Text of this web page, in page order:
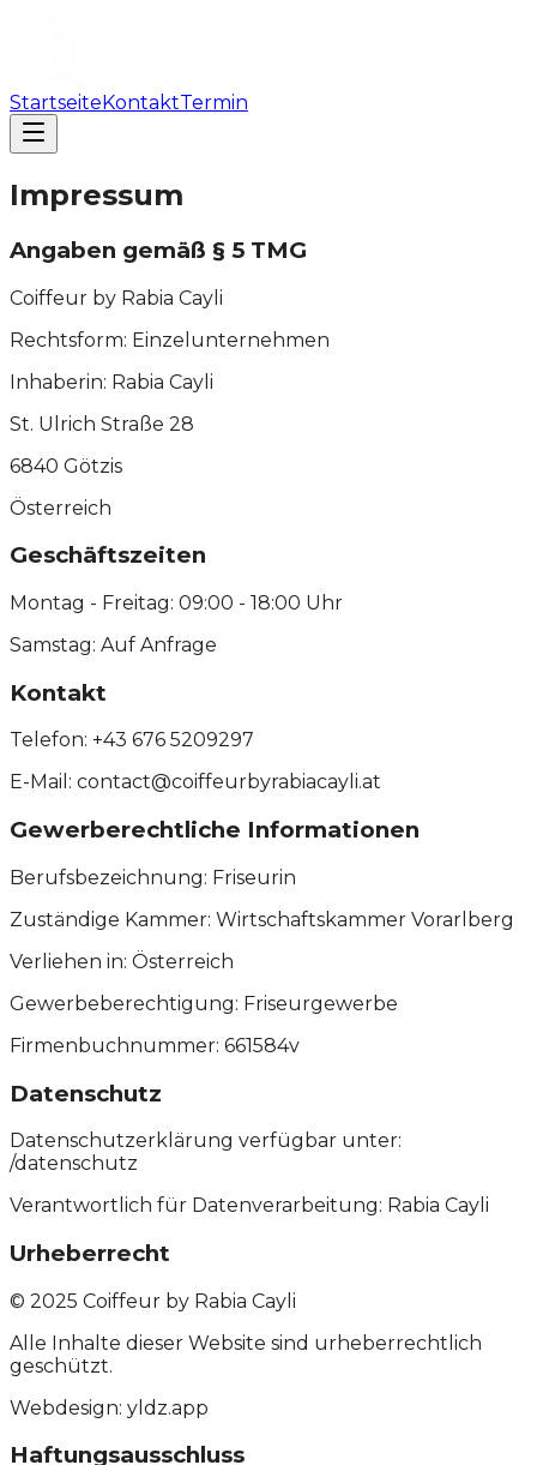
StartseiteKontaktTermin
Impressum
Angaben gemäß § 5 TMG
Coiffeur by Rabia Cayli
Rechtsform: Einzelunternehmen
Inhaberin: Rabia Cayli
St. Ulrich Straße 28
6840 Götzis
Österreich
Geschäftszeiten
Montag - Freitag: 09:00 - 18:00 Uhr
Samstag: Auf Anfrage
Kontakt
Telefon: +43 676 5209297
E-Mail: contact@coiffeurbyrabiacayli.at
Gewerberechtliche Informationen
Berufsbezeichnung: Friseurin
Zuständige Kammer: Wirtschaftskammer Vorarlberg
Verliehen in: Österreich
Gewerbeberechtigung: Friseurgewerbe
Firmenbuchnummer: 661584v
Datenschutz
Datenschutzerklärung verfügbar unter:
/datenschutz
Verantwortlich für Datenverarbeitung: Rabia Cayli
Urheberrecht
© 2025 Coiffeur by Rabia Cayli
Alle Inhalte dieser Website sind urheberrechtlich
geschützt.
Webdesign: yldz.app
Haftungsausschluss